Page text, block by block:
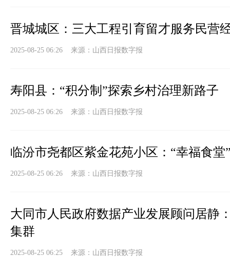
晋城城区：三大工程引育留才服务民营
2025-08-25 06:26 来源： 山西日报数字报
寿阳县：“积分制”探索乡村治理新路子
2025-08-25 06:26 来源： 山西日报数字报
临汾市尧都区紫金花苑小区：“幸福食堂
2025-08-25 06:26 来源： 山西日报数字报
大同市人民政府数据产业发展顾问居静
集群
2025-08-25 06:25 来源： 山西日报数字报